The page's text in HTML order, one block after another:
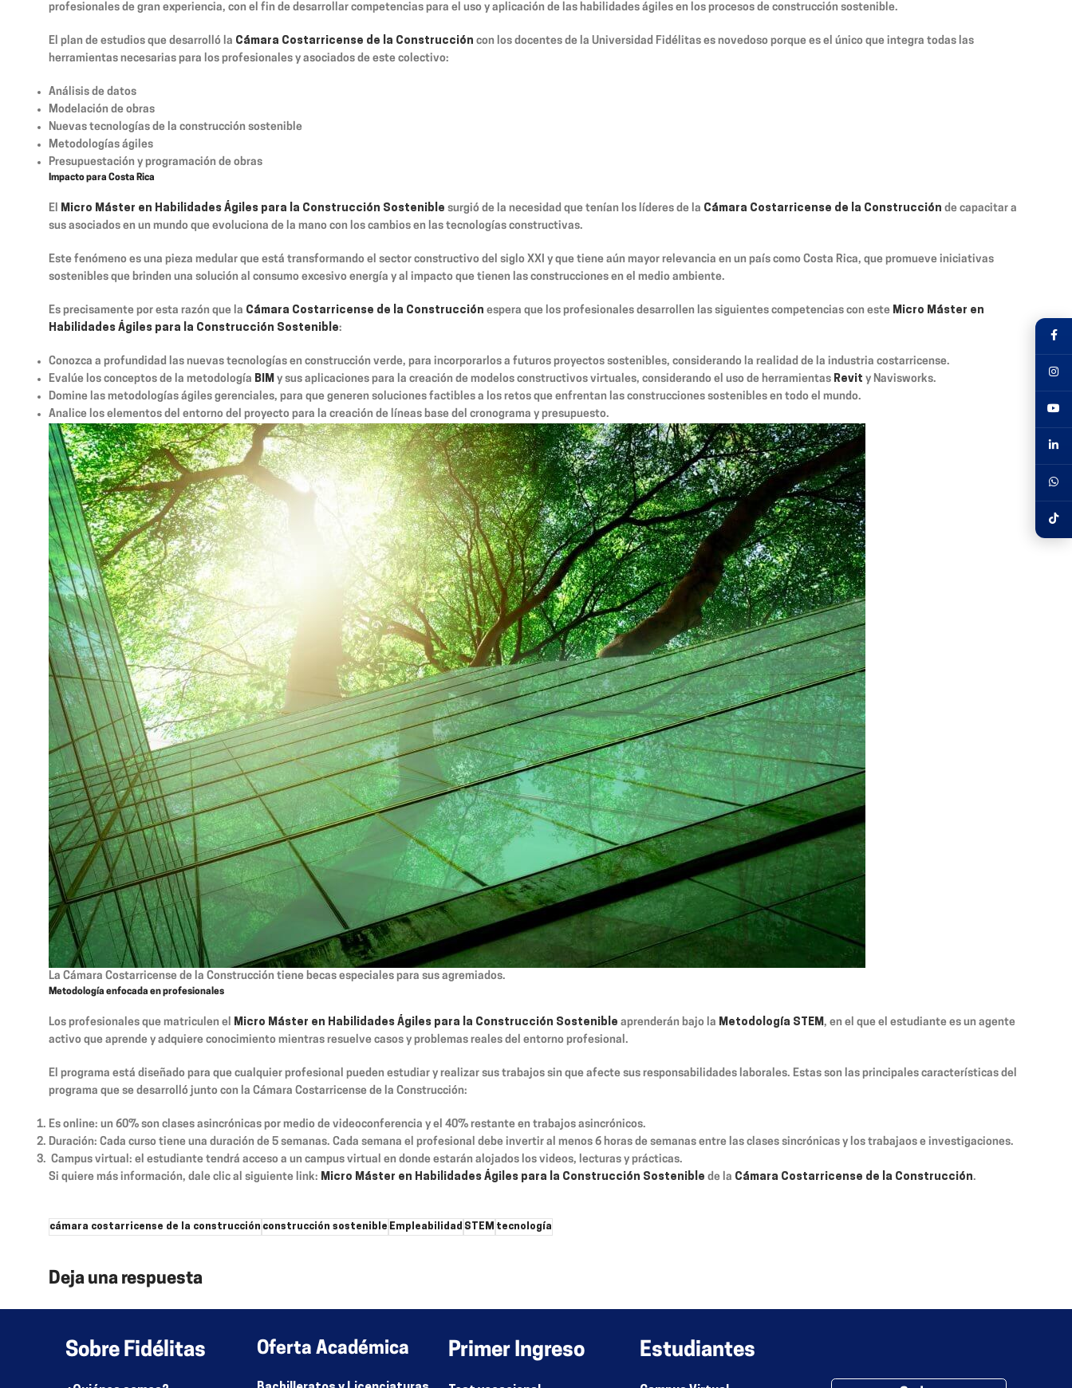
profesionales de gran experiencia, con el fin de desarrollar competencias para el uso y aplicación de las habilidades ágiles en los procesos de construcción sostenible.
El plan de estudios que desarrolló la Cámara Costarricense de la Construcción con los docentes de la Universidad Fidélitas es novedoso porque es el único que integra todas las
herramientas necesarias para los profesionales y asociados de este colectivo:
Análisis de datos
Modelación de obras
Nuevas tecnologías de la construcción sostenible
Metodologías ágiles
Presupuestación y programación de obras
Impacto para Costa Rica
El Micro Máster en Habilidades Ágiles para la Construcción Sostenible surgió de la necesidad que tenían los líderes de la Cámara Costarricense de la Construcción de capacitar a
sus asociados en un mundo que evoluciona de la mano con los cambios en las tecnologías constructivas.
Este fenómeno es una pieza medular que está transformando el sector constructivo del siglo XXI y que tiene aún mayor relevancia en un país como Costa Rica, que promueve iniciativas
sostenibles que brinden una solución al consumo excesivo energía y al impacto que tienen las construcciones en el medio ambiente.
Es precisamente por esta razón que la Cámara Costarricense de la Construcción espera que los profesionales desarrollen las siguientes competencias con este Micro Máster en
Habilidades Ágiles para la Construcción Sostenible:
Conozca a profundidad las nuevas tecnologías en construcción verde, para incorporarlos a futuros proyectos sostenibles, considerando la realidad de la industria costarricense.
Evalúe los conceptos de la metodología BIM y sus aplicaciones para la creación de modelos constructivos virtuales, considerando el uso de herramientas Revit y Navisworks.
Domine las metodologías ágiles gerenciales, para que generen soluciones factibles a los retos que enfrentan las construcciones sostenibles en todo el mundo.
Analice los elementos del entorno del proyecto para la creación de líneas base del cronograma y presupuesto.
La Cámara Costarricense de la Construcción tiene becas especiales para sus agremiados.
Metodología enfocada en profesionales
Los profesionales que matriculen el Micro Máster en Habilidades Ágiles para la Construcción Sostenible aprenderán bajo la Metodología STEM , en el que el estudiante es un agente
activo que aprende y adquiere conocimiento mientras resuelve casos y problemas reales del entorno profesional.
El programa está diseñado para que cualquier profesional pueden estudiar y realizar sus trabajos sin que afecte sus responsabilidades laborales. Estas son las principales características del
programa que se desarrolló junto con la Cámara Costarricense de la Construcción:
Es online: un 60% son clases asincrónicas por medio de videoconferencia y el 40% restante en trabajos asincrónicos.
Duración: Cada curso tiene una duración de 5 semanas. Cada semana el profesional debe invertir al menos 6 horas de semanas entre las clases sincrónicas y los trabajaos e investigaciones.
Campus virtual: el estudiante tendrá acceso a un campus virtual en donde estarán alojados los videos, lecturas y prácticas.
Si quiere más información, dale clic al siguiente link: Micro Máster en Habilidades Ágiles para la Construcción Sostenible de la Cámara Costarricense de la Construcción.
cámara costarricense de la construcción construcción sostenible Empleabilidad STEM tecnología
Deja una respuesta
Sobre Fidélitas Oferta Académica Primer Ingreso Estudiantes